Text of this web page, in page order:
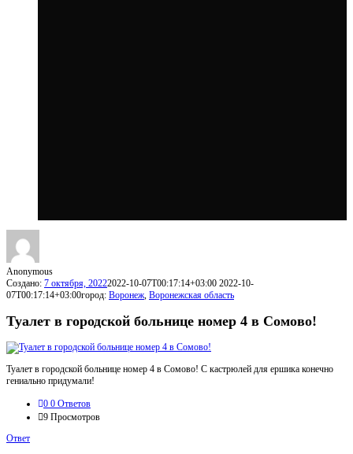
Anonymous
Создано: 7 октября, 20222022-10-07T00:17:14+03:00 2022-10-
07T00:17:14+03:00город: Воронеж, Воронежская область
Туалет в городской больнице номер 4 в Сомово!
Туалет в городской больнице номер 4 в Сомово! С кастрюлей для ершика конечно
гениально придумали!
0 0 Ответов
9 Просмотров
Ответ